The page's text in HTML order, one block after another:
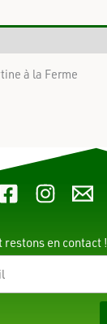
à la Ferme
en contact !